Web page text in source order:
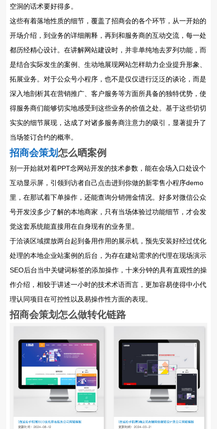
空洞的话术要好得多。
这些有着落地性质的细节，覆盖了招商会的各个环节，从一开始的
开场介绍，到业务的详细阐释，再到和服务商的互动交流，每一处
都历经精心设计。在讲解网站建设时，并非单纯地去罗列功能，而
是结合实际发生的案例、生动地展现网站怎样助力企业提升形象、
拓展业务。对于公众号小程序，也不是仅仅进行泛泛的谈论，而是
深入地剖析其在营销推广、客户服务等方面所具备的独特优势，使
得服务商们能够切实地感受到这些业务的价值之处。基于这些切切
实实的细节展现，达成了对诸多服务商注意力的吸引，显著提升了
当场签订合约的概率。
招商会策划怎么晒案例
别一开始就对着PPT念网站开发的技术参数，能在会场入口处设个
互动显示屏，引领到访者自己点击进到你做的新零售小程序demo
里，在那试着下单操作，还能查询分销佣金情况。好多对微信公众
号开发没多少了解的本地商家，只有当场体验过功能细节，才会发
觉这套系统能直接用在自身现有的业务里。
于洽谈区域摆放两台起到备用作用的展示机，预先安装好经过优化
处理的本地企业站案例的后台，为存在建站需求的代理在现场演示
SEO后台当中关键词标签的添加操作，十来分钟的具有直观性的操
作介绍，相较于讲述一小时的技术术语而言，更加容易使得中小代
理认同项目在可控性以及易操作性方面的表现。
招商会策划怎么做转化链路